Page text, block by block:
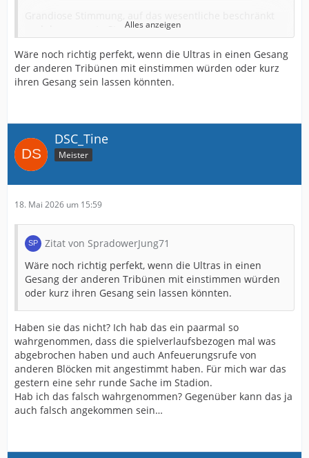
und das gesamte Stadion mitgenommen.
Unfassbar geil. Alles rausgehauen und mega supportet.
So geht Stimmung.
Jede Aktion beklatscht, wie zu besten Zeiten auf der
Wenn man dann noch Bilder vom Fanmarsch etc. sieht,
bekommt man direkt Gänsehaut.
So sollte es immer sein und kein Gegner würde auf der
Alles anzeigen
Wäre noch richtig perfekt, wenn die Ultras in einen Gesang
der anderen Tribünen mit einstimmen würden oder kurz
ihren Gesang sein lassen könnten.
DSC_Tine
Meister
18. Mai 2026 um 15:59
Zitat von SpradowerJung71
Wäre noch richtig perfekt, wenn die Ultras in einen
Gesang der anderen Tribünen mit einstimmen würden
oder kurz ihren Gesang sein lassen könnten.
Haben sie das nicht? Ich hab das ein paarmal so
wahrgenommen, dass die spielverlaufsbezogen mal was
abgebrochen haben und auch Anfeuerungsrufe von
anderen Blöcken mit angestimmt haben. Für mich war das
gestern eine sehr runde Sache im Stadion.
Hab ich das falsch wahrgenommen? Gegenüber kann das ja
auch falsch angekommen sein…